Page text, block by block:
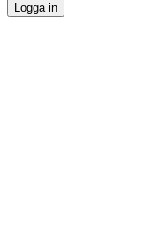
Logga in